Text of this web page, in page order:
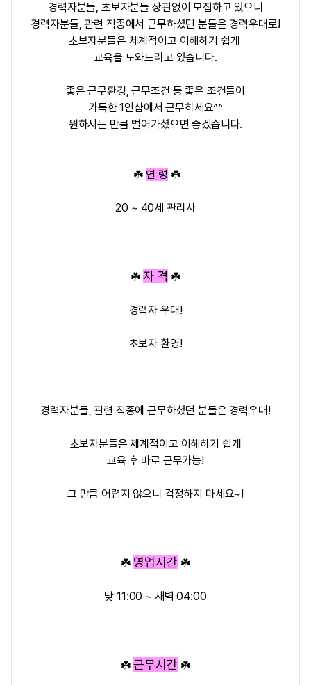
경력자분들, 초보자분들 상관없이 모집하고 있으니
경력자분들, 관련 직종에서 근무하셨던 분들은 경력우대로!
초보자분들은 체계적이고 이해하기 쉽게
교육을 도와드리고 있습니다.
좋은 근무환경, 근무조건 등 좋은 조건들이
가득한 1인샵에서 근무하세요^^
원하시는 만큼 벌어가셨으면 좋겠습니다.
☘️ 연 령 ☘️
20 ~ 40세 관리사
☘️ 자 격 ☘️
경력자 우대!
초보자 환영!
경력자분들, 관련 직종에 근무하셨던 분들은 경력우대!
초보자분들은 체계적이고 이해하기 쉽게
교육 후 바로 근무가능!
그 만큼 어렵지 않으니 걱정하지 마세요~!
☘️ 영업시간 ☘️
낮 11:00 ~ 새벽 04:00
☘️ 근무시간 ☘️